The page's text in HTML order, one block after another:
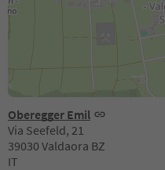
Oberegger Emil
Via Seefeld, 21
39030 Valdaora BZ
IT